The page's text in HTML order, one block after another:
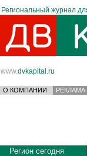
Региональный журнал
www.dvkapital.ru
О КОМПАНИИ РЕКЛАМА
Регион сегодня